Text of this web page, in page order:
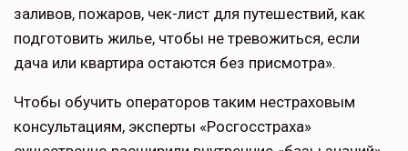
заливов, пожаров, чек-лист для путешествий, как
подготовить жилье, чтобы не тревожиться, если
дача или квартира остаются без присмотра».
Чтобы обучить операторов таким нестраховым
консультациям, эксперты «Росгосстраха»